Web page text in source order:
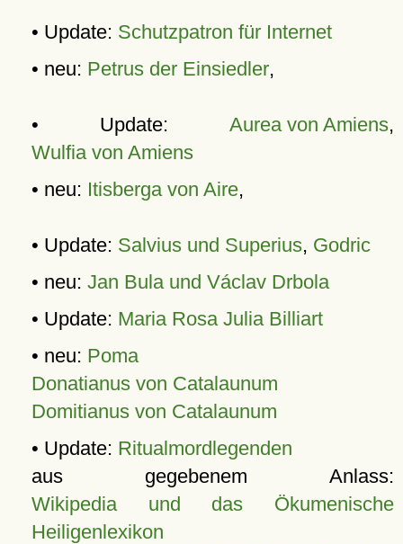
• Update: Schutzpatron für Internet
• neu: Petrus der Einsiedler,
• Update: Aurea von Amiens,
Wulfia von Amiens
• neu: Itisberga von Aire,
• Update: Salvius und Superius, Godric
• neu: Jan Bula und Václav Drbola
• Update: Maria Rosa Julia Billiart
• neu: Poma
Donatianus von Catalaunum
Domitianus von Catalaunum
• Update: Ritualmordlegenden
aus gegebenem Anlass:
Wikipedia und das Ökumenische
Heiligenlexikon